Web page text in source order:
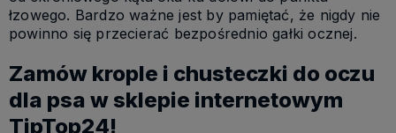
łzowego. Bardzo ważne jest by pamiętać, że nigdy nie
powinno się przecierać bezpośrednio gałki ocznej.
Zamów krople i chusteczki do oczu
dla psa w sklepie internetowym
TipTop24!